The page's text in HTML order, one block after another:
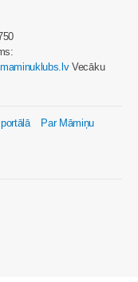
Vecāku
Par Māmiņu